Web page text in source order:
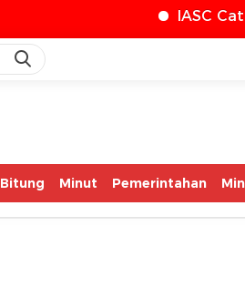
IASC Catat 608 Kasus
Bitung Minut Pemerintahan